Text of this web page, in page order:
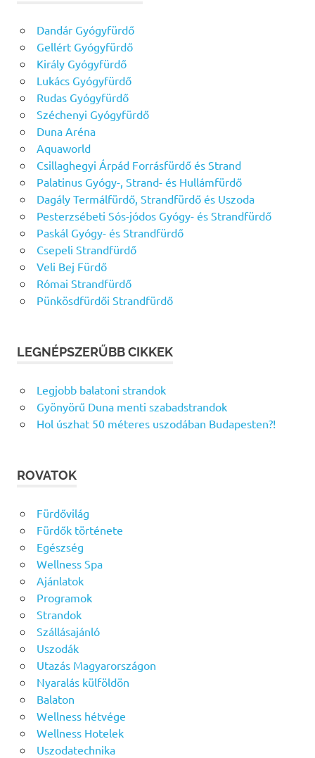
Dandár Gyógyfürdő
Gellért Gyógyfürdő
Király Gyógyfürdő
Lukács Gyógyfürdő
Rudas Gyógyfürdő
Széchenyi Gyógyfürdő
Duna Aréna
Aquaworld
Csillaghegyi Árpád Forrásfürdő és Strand
Palatinus Gyógy-, Strand- és Hullámfürdő
Dagály Termálfürdő, Strandfürdő és Uszoda
Pesterzsébeti Sós-jódos Gyógy- és Strandfürdő
Paskál Gyógy- és Strandfürdő
Csepeli Strandfürdő
Veli Bej Fürdő
Római Strandfürdő
Pünkösdfürdői Strandfürdő
LEGNÉPSZERŰBB CIKKEK
Legjobb balatoni strandok
Gyönyörű Duna menti szabadstrandok
Hol úszhat 50 méteres uszodában Budapesten?!
ROVATOK
Fürdővilág
Fürdők története
Egészség
Wellness Spa
Ajánlatok
Programok
Strandok
Szállásajánló
Uszodák
Utazás Magyarországon
Nyaralás külföldön
Balaton
Wellness hétvége
Wellness Hotelek
Uszodatechnika